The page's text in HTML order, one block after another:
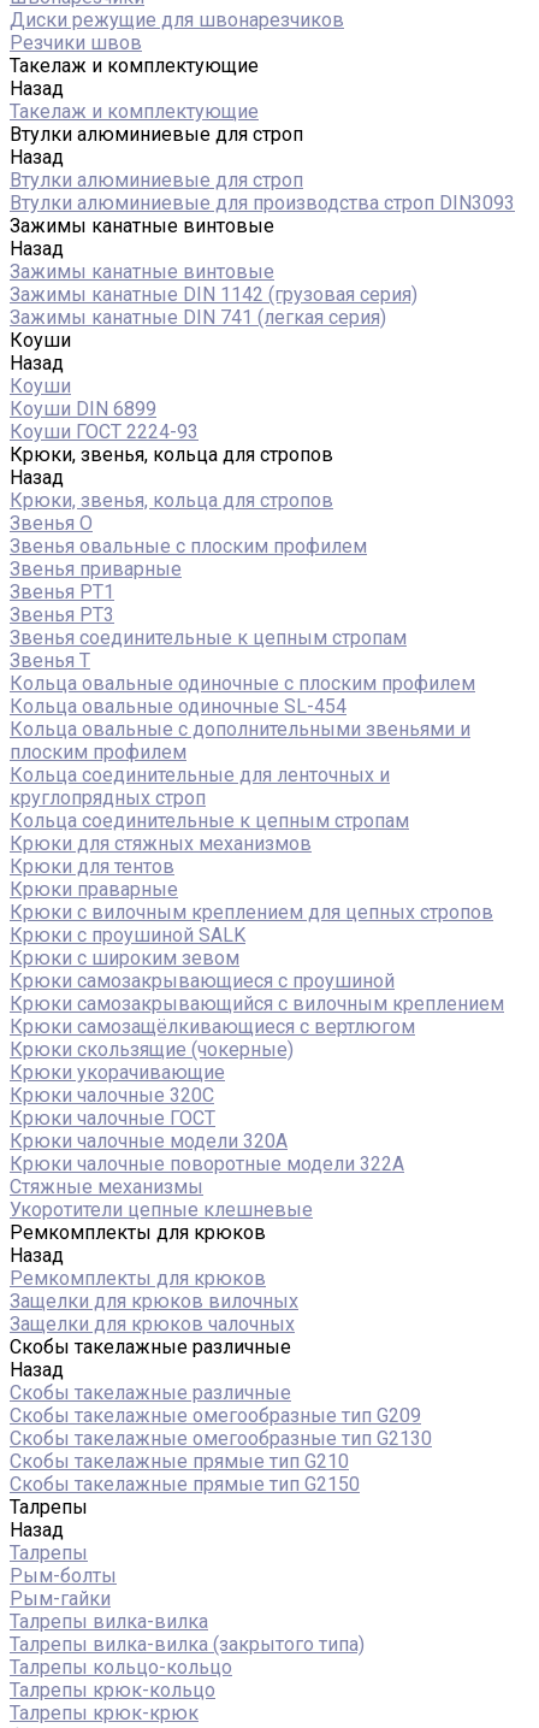
Диски режущие для швонарезчиков
Резчики швов
Такелаж и комплектующие
Назад
Такелаж и комплектующие
Втулки алюминиевые для строп
Назад
Втулки алюминиевые для строп
Втулки алюминиевые для производства строп DIN3093
Зажимы канатные винтовые
Назад
Зажимы канатные винтовые
Зажимы канатные DIN 1142 (грузовая серия)
Зажимы канатные DIN 741 (легкая серия)
Коуши
Назад
Коуши
Коуши DIN 6899
Коуши ГОСТ 2224-93
Крюки, звенья, кольца для стропов
Назад
Крюки, звенья, кольца для стропов
Звенья О
Звенья овальные с плоским профилем
Звенья приварные
Звенья РТ1
Звенья РТ3
Звенья соединительные к цепным стропам
Звенья Т
Кольца овальные одиночные c плоским профилем
Кольца овальные одиночные SL-454
Кольца овальные с дополнительными звеньями и
плоским профилем
Кольца соединительные для ленточных и
круглопрядных строп
Кольца соединительные к цепным стропам
Крюки для стяжных механизмов
Крюки для тентов
Крюки праварные
Крюки с вилочным креплением для цепных стропов
Крюки с проушиной SALK
Крюки с широким зевом
Крюки самозакрывающиеся с проушиной
Крюки самозакрывающийся с вилочным креплением
Крюки самозащёлкивающиеся с вертлюгом
Крюки скользящие (чокерные)
Крюки укорачивающие
Крюки чалочные 320C
Крюки чалочные ГОСТ
Крюки чалочные модели 320А
Крюки чалочные поворотные модели 322А
Стяжные механизмы
Укоротители цепные клешневые
Ремкомплекты для крюков
Назад
Ремкомплекты для крюков
Защелки для крюков вилочных
Защелки для крюков чалочных
Скобы такелажные различные
Назад
Скобы такелажные различные
Скобы такелажные омегообразные тип G209
Скобы такелажные омегообразные тип G2130
Скобы такелажные прямые тип G210
Скобы такелажные прямые тип G2150
Талрепы
Назад
Талрепы
Рым-болты
Рым-гайки
Талрепы вилка-вилка
Талрепы вилка-вилка (закрытого типа)
Талрепы кольцо-кольцо
Талрепы крюк-кольцо
Талрепы крюк-крюк